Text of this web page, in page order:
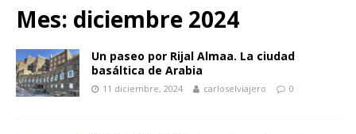
Mes: diciembre 2024
Un paseo por Rijal Almaa. La ciudad
basáltica de Arabia
11 diciembre, 2024 carloselviajero 0